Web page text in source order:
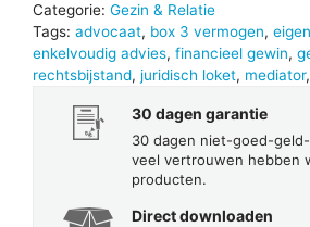
Categorie: Gezin & Relatie
Tags: advocaat, box 3 vermogen,
enkelvoudig advies, financieel gewin,
rechtsbijstand, juridisch loket, mediator,
30 dagen garantie
30 dagen niet-goed-
veel vertrouwen hebben
producten.
Direct downloaden